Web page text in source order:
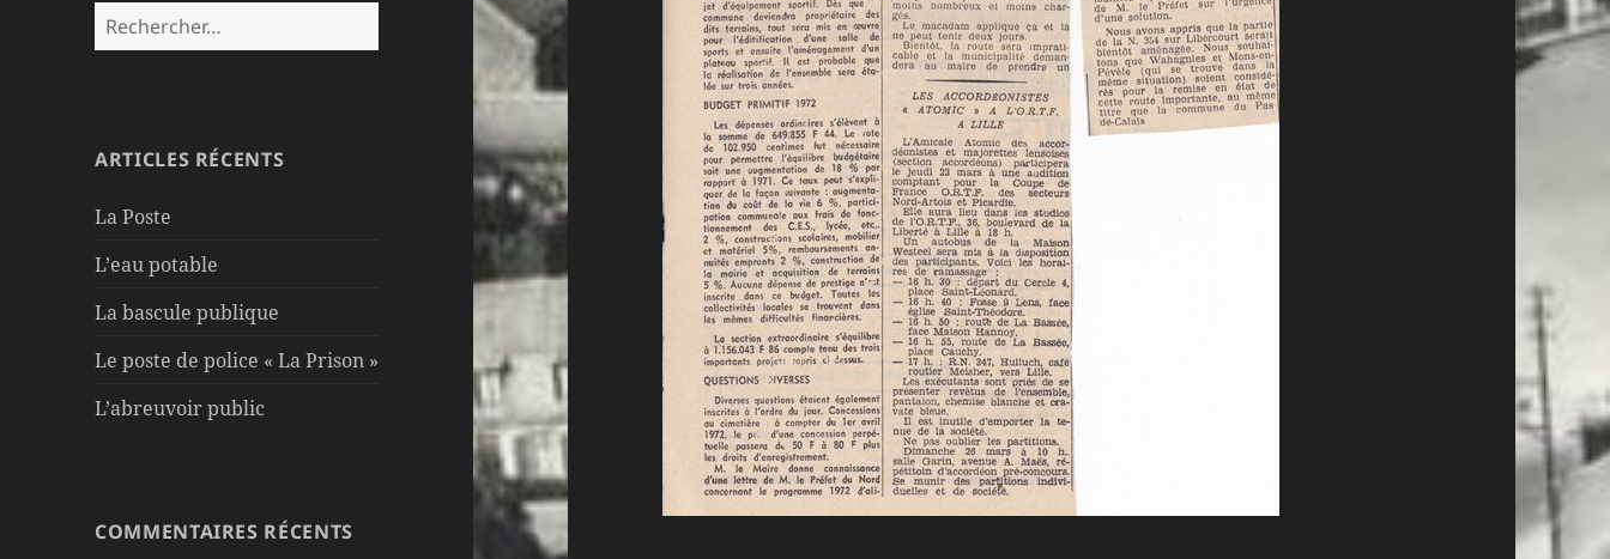
Rechercher :
ARTICLES RÉCENTS
La Poste
L’eau potable
La bascule publique
Le poste de police « La Prison »
L’abreuvoir public
COMMENTAIRES RÉCENTS